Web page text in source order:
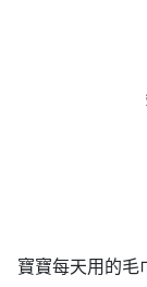
寶寶每天用的毛